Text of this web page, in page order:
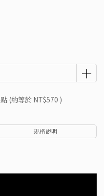
點 (約等於 NT$570 )
規格說明